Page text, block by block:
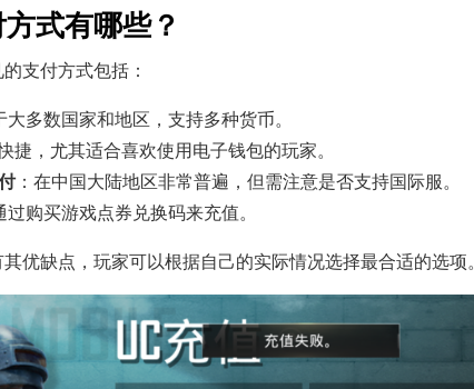
式有哪些？
支付方式包括：
大多数国家和地区，支持多种货币。
捷，尤其适合喜欢使用电子钱包的玩家。
：在中国大陆地区非常普遍，但需注意是否支持国际服。
过购买游戏点券兑换码来充值。
优缺点，玩家可以根据自己的实际情况选择最合适的选项。